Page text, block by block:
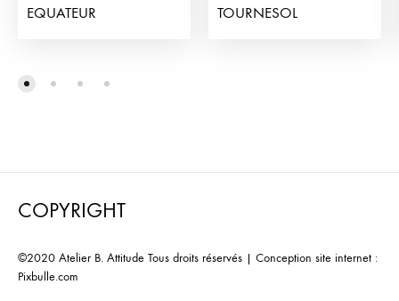
EQUATEUR
TOURNESOL
COPYRIGHT
©2020 Atelier B. Attitude Tous droits réservés | Conception site internet :
Pixbulle.com